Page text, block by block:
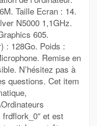
Taille Ecran : 14.
N5000 1,1GHz.
605.
: 128Go. Poids :
Remise en
N’hésitez pas à
questions. Cet item
et est